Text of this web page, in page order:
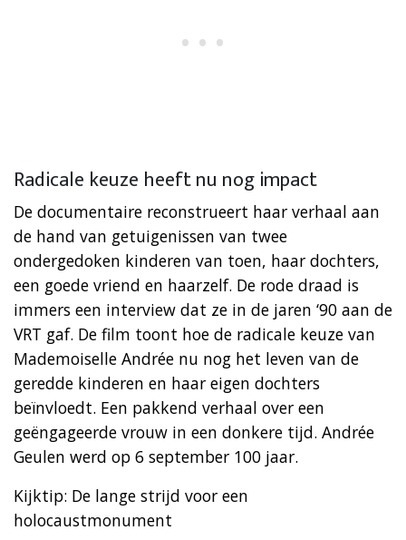
Radicale keuze heeft nu nog impact
De documentaire reconstrueert haar verhaal aan
de hand van getuigenissen van twee
ondergedoken kinderen van toen, haar dochters,
een goede vriend en haarzelf. De rode draad is
immers een interview dat ze in de jaren ‘90 aan de
VRT gaf. De film toont hoe de radicale keuze van
Mademoiselle Andrée nu nog het leven van de
geredde kinderen en haar eigen dochters
beïnvloedt. Een pakkend verhaal over een
geëngageerde vrouw in een donkere tijd. Andrée
Geulen werd op 6 september 100 jaar.
Kijktip: De lange strijd voor een
holocaustmonument